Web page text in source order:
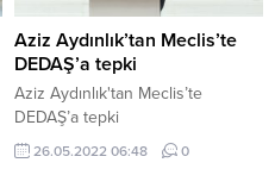
HABERLER HDP Şanlıurfa İl
Teşkilatı kongreye...
Aziz Aydınlık’tan Meclis’te
DEDAŞ’a tepki
Aziz Aydınlık'tan Meclis’te
DEDAŞ’a tepki
26.05.2022 06:48 0